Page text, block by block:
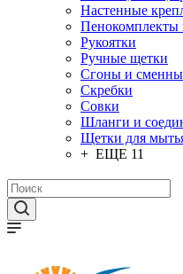
Настенные
Пенокомплекты
Рукоятки
Ручные щетки
Сгоны и
Скребки
Совки
Шланги и
Щетки для
+ ЕЩЕ 11